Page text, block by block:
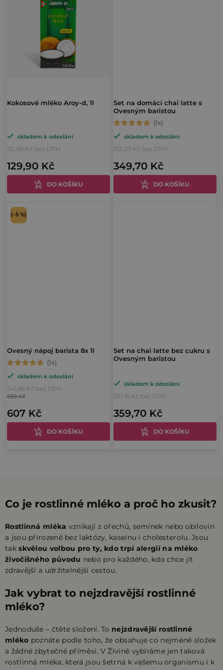
Kokosové mléko Aroy-d, 1l
skladem k odeslání
115,98 Kč bez DPH
129,90 Kč
DO KOŠÍKU
Set na domácí chai latte s
Ovesným baristou
Průměrné
hodnocení
produktu
je
5,0
z
skladem k odeslání
312,23 Kč bez DPH
349,70 Kč
DO KOŠÍKU
Ovesný nápoj barista 8x 1l
Průměrné
hodnocení
produktu
5,0
skladem k odeslání
541,96 Kč bez DPH
607 Kč
639 Kč
(–5 %)
DO KOŠÍKU
Set na chai latte bez cukru s
Ovesným baristou
skladem k odeslání
321,16 Kč bez DPH
359,70 Kč
DO KOŠÍKU
d
a
c
í
p
r
v
k
v
ý
p
Co je rostlinné mléko a proč ho zkusit?
Rostlinná mléka vznikají z ořechů, semínek nebo obilovin
a jsou přirozeně bez laktózy, kaseinu i cholesterolu. Jsou
takskvělou volbou pro ty, kdo trpí alergií na mléko
živočišného původu nebo pro každého, kdo chce jít
zdravější a udržitelnější cestou.
Jak vybrat to nejzdravější rostlinné
mléko?
Jednoduše – čtěte složení. To nejzdravější rostlinné
mléko poznáte podle toho, že obsahuje co nejméně složek
a žádné zbytečné příměsi. V Živině vybíráme jen taková
rostlinná mléka, která jsou šetrná k vašemu organismu i k